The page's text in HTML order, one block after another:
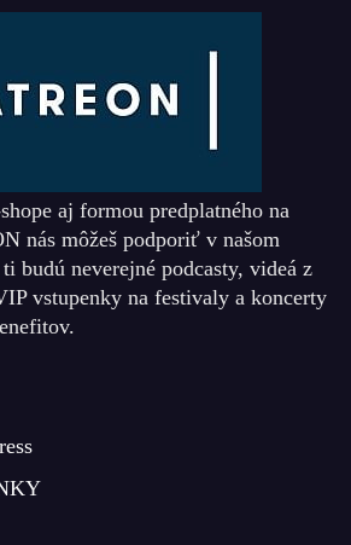
aj formou predplatného na
nás môžeš podporiť v našom
budú neverejné podcasty, videá z
vstupenky na festivaly a koncerty